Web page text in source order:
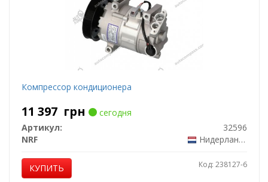
Компрессор кондиционера
11 397 грн
сегодня
Артикул:
32596
NRF
Нидерланды
КУПИТЬ Код: 238127-6